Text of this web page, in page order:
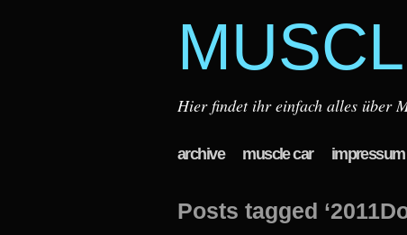
Hier findet ihr einfach alles über
archive muscle car impressum
Posts tagged